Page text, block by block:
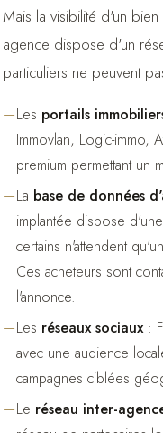
Mais la visibilité d'un
agence dispose d'un
particuliers ne peuvent
Les portails
Immovlan, Logic-immo,
premium permettant un
La base de données
implantée dispose
certains n'attendent
Ces acheteurs sont
l'annonce.
Les réseaux sociaux:
avec une audience
campagnes ciblées
Le réseau inter-